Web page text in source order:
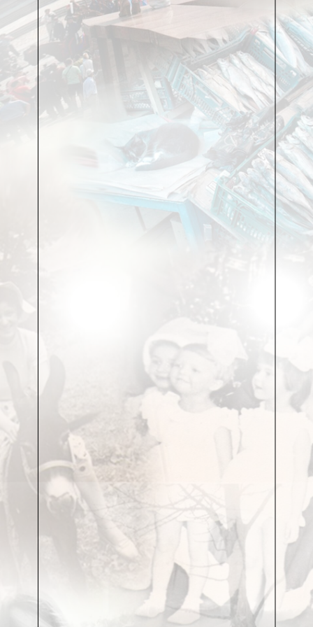
перестроенную из двухэтажной школы – и
возведут отель Palace, первое здание в Таллинне,
специально построенное для гостиницы. Но всё
это будет уже в тридцатые. А первым
представительным зданием на площади Вабадузе
был кинотеатр Gloria Palace.
Кинотеатры в Эстонии появились в начале ХХ
века. Однако первые кинотеатры были
временными деревянными павильонами – они
строились быстро, чтобы люди могли прийти и
просто посмотреть фильм. Основной акционер
Royal Film Леон Фальштейн задумал Gloria Palace
как кинотеатр класса люкс. Это было
нестандартное решение: кино в ту пору не
считалось большим искусством, приличные люди
разорился и вскоре умер. Моему деду пришлось
оставить университет в Петербурге, потому что
надо было кормить брата и трёх сестер», –
рассказывает внучка Леона Фальштейна Марина
Вияр.
Солидного наследства у кормильца семьи не
было, если, конечно, не считать наследством
предпринимательскую жилку. Под занавес 1923-
го года Леон Фальштейн вместе с успешным
российским кинопрокатчиком Василием
Емельяновым, бежавшим из революционного
Петрограда в Эстонию, открыл в Риге кинотеатр
Splendid Palace: фасад и внутреннее убранство в
стиле рококо, зал на тысячу мест, современное
оборудование. И поскольку здание,
спроектированное Фридрихом Скуиньшем, стало